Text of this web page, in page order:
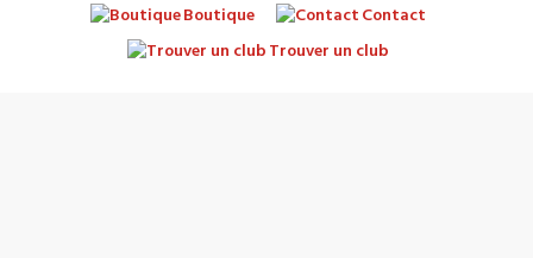
Boutique
Contact
Trouver un club